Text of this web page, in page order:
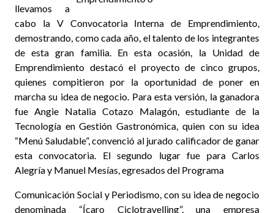
llevamos a
cabo la V Convocatoria Interna de Emprendimiento,
demostrando, como cada año, el talento de los integrantes
de esta gran familia. En esta ocasión, la Unidad de
Emprendimiento destacó el proyecto de cinco grupos,
quienes compitieron por la oportunidad de poner en
marcha su idea de negocio. Para esta versión, la ganadora
fue Angie Natalia Cotazo Malagón, estudiante de la
Tecnología en Gestión Gastronómica, quien con su idea
“Menú Saludable”, convenció al jurado calificador de ganar
esta convocatoria. El segundo lugar fue para Carlos
Alegría y Manuel Mesías, egresados del Programa
Comunicación Social y Periodismo, con su idea de negocio
denominada “Ícaro Ciclotravelling”, una empresa